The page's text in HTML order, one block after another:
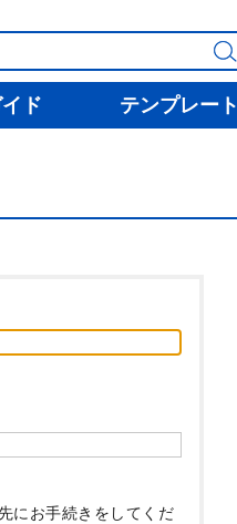
ド テンプレート
にお手続きをしてくだ